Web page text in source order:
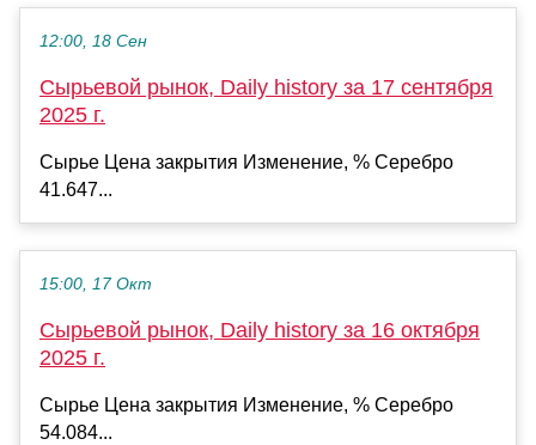
12:00, 18 Сен
Сырьевой рынок, Daily history за 17 сентября
2025 г.
Сырье Цена закрытия Изменение, % Серебро
41.647...
15:00, 17 Окт
Сырьевой рынок, Daily history за 16 октября
2025 г.
Сырье Цена закрытия Изменение, % Серебро
54.084...